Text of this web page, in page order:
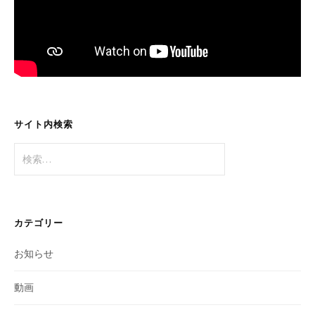
サイト内検索
索:
カテゴリー
お知らせ
動画